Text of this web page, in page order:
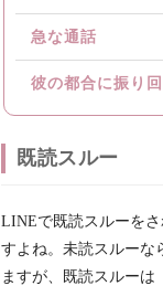
急な通話
彼の都合に振り
既読スルー
LINEで既読スルーを
すよね。未読スルーな
ますが、既読スルーは